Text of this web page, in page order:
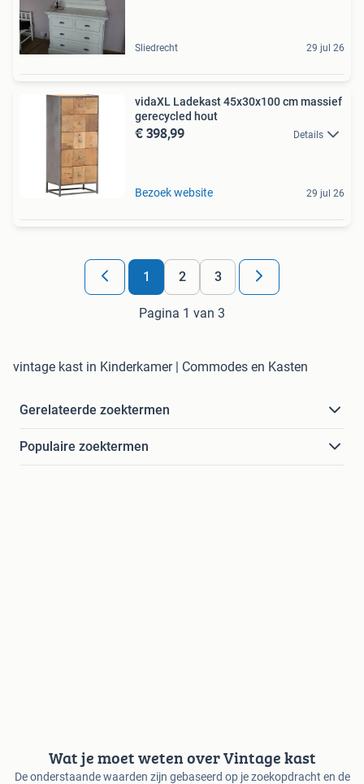
Sliedrecht 29 jul 26
vidaXL Ladekast 45x30x100 cm massief
gerecycled hout
€ 398,99 Details
Bezoek website 29 jul 26
1 2 3
Pagina 1 van 3
vintage kast in Kinderkamer | Commodes en Kasten
Gerelateerde zoektermen
Populaire zoektermen
Wat je moet weten over Vintage kast
De onderstaande waarden zijn gebaseerd op je zoekopdracht en de